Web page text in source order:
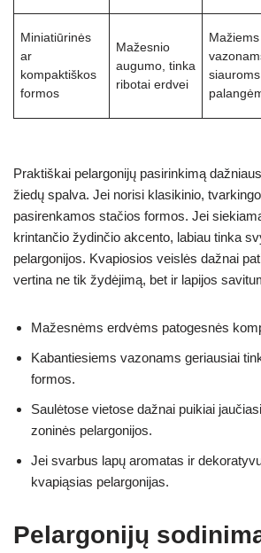
Miniatiūrinės
ar
kompaktiškos
formos
Mažesnio
augumo, tinka
ribotai erdvei
Mažiems
siauroms
Praktiškai pelargonijų pasirinkimą
žiedų spalva. Jei norisi klasikinio,
pasirenkamos stačios formos. Jei
krintančio žydinčio akcento, labiau tinka
pelargonijos. Kvapiosios veislės dažnai
vertina ne tik žydėjimą, bet ir lapijos
Mažesnėms erdvėms patogesnės
Kabantiesiems vazonams geriausiai
formos.
Saulėtose vietose dažnai puikiai
zoninės pelargonijos.
Jei svarbus lapų aromatas ir
kvapiąsias pelargonijas.
Pelargonijų